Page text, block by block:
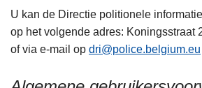
U kan de Directie politionele
op het volgende adres: Koningsstraat
of via e-mail op dri@police.belgium.eu